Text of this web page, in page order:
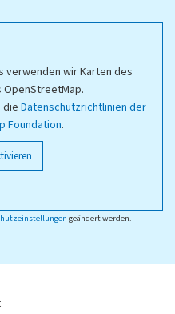
verwenden wir Karten des
die Datenschutzrichtlinien der
Foundation.
geändert werden.